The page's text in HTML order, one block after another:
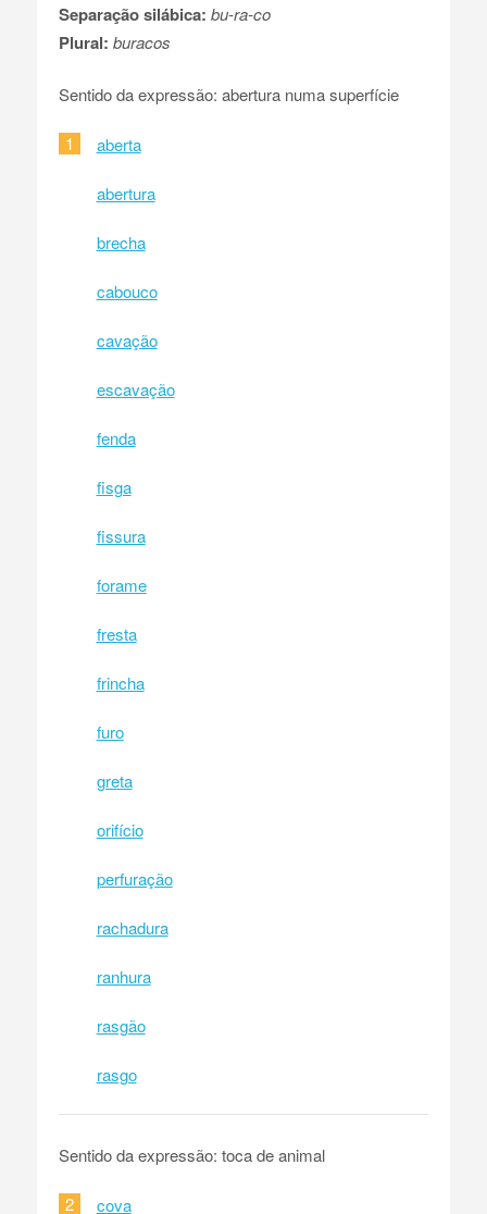
Separação silábica: bu-ra-co
Plural: buracos
Sentido da expressão: abertura numa superfície
1 aberta
abertura
brecha
cabouco
cavação
escavação
fenda
fisga
fissura
forame
fresta
frincha
furo
greta
orifício
perfuração
rachadura
ranhura
rasgão
rasgo
Sentido da expressão: toca de animal
2 cova